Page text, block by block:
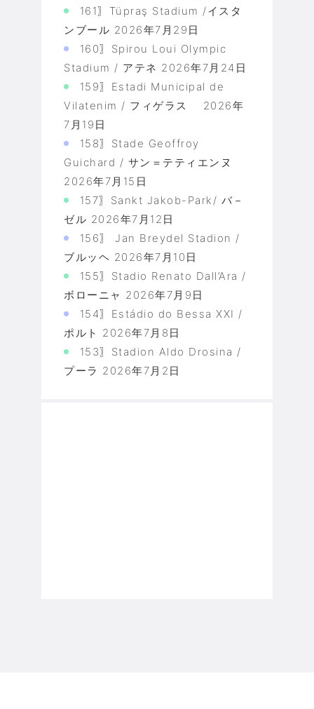
161〗Tüpraş Stadium /イスタ
ンブール 2026年7月29日
160〗Spirou Loui Olympic
Stadium / アテネ 2026年7月24日
159〗Estadi Municipal de
Vilatenim / フィゲラス
2026年
7月19日
158〗Stade Geoffroy
Guichard / サン＝テティエンヌ
2026年7月15日
157〗Sankt Jakob-Park/ バ－
ゼル 2026年7月12日
156〗 Jan Breydel Stadion /
ブルッヘ 2026年7月10日
155〗Stadio Renato Dall’Ara /
ボローニャ 2026年7月9日
154〗Estádio do Bessa XXI /
ポルト 2026年7月8日
153〗Stadion Aldo Drosina /
プーラ 2026年7月2日